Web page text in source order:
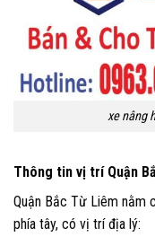
xe nâng
Thông tin vị trí Quận
Quận Bắc Từ Liêm nằm
phía tây, có vị trí địa lý: